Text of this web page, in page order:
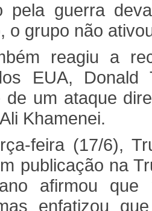
pela guerra
o grupo não
reagiu a
EUA,
de um ataque
Khamenei.
feira (17/6),
publicação na
afirmou
enfatizou